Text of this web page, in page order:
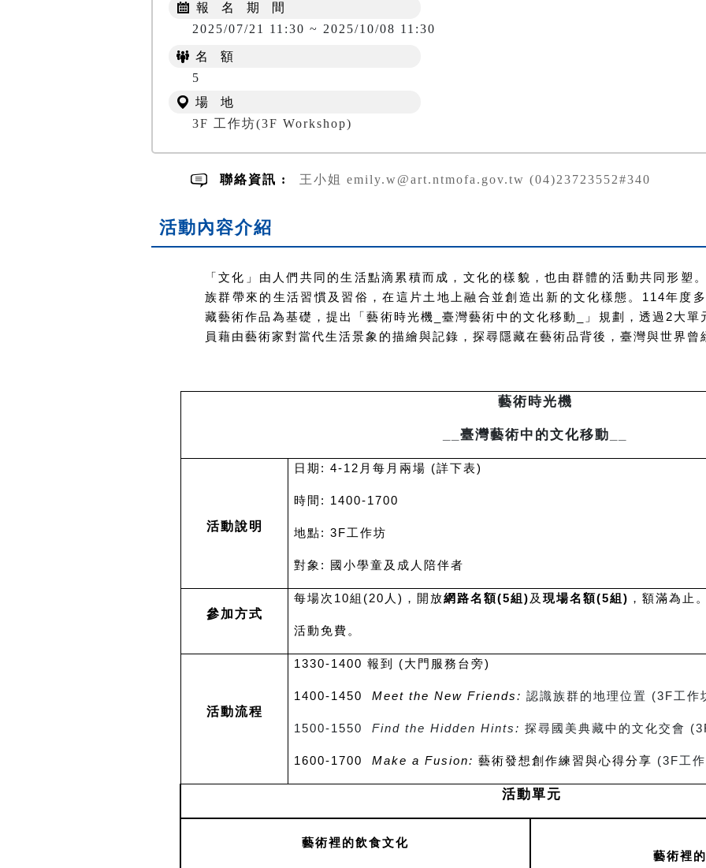
報 名 期 間
2025/07/21 11:30 ~ 2025/10/08 11:30
名 額
5
場 地
3F 工作坊(3F Workshop)
聯絡資訊 : 王小姐 emily.w@art.ntmofa.gov.tw (04)23723552#340
活動內容介紹
「文化」由人們共同的生活點滴累積而成，文化的樣貌，也由群體的活動共同形塑
族群帶來的生活習慣及習俗，在這片土地上融合並創造出新的文化樣態。 114年度
藏藝術作品為基礎，提出「藝術時光機_臺灣藝術中的文化移動_
」規劃，透過2大
員藉由藝術家對當代生活景象的描繪與記錄，探尋隱藏在藝術品背後，臺灣與世界曾
藝術時光機
臺灣藝術中的文化移動
活動說明
日期: 4-12月每月兩場 (詳下表)
時間: 1400-1700
地點: 3F工作坊
對象: 國小學童及成人陪伴者
參加方式
每場次10組(20人)，開放網路名額(5組)及 現場名額(5組) ，額滿為止
活動免費。
活動流程
1330-1400 報到 (大門服務台旁)
1400-1450 Meet the New Friends: 認識族群的地理位置 (3F工作
1500-1550 Find the Hidden Hints: 探尋國美典藏中的文化交會
1600-1700 Make a Fusion: 藝術發想創作練習與心得分享 (3F工
活動單元
藝術裡的飲食文化
藝術裡